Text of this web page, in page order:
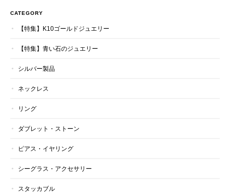
CATEGORY
【特集】K10ゴールドジュエリー
【特集】青い石のジュエリー
シルバー製品
ネックレス
リング
ダブレット・ストーン
ピアス・イヤリング
シーグラス・アクセサリー
スタッカブル